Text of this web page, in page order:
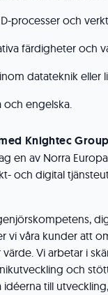
processer och
färdigheter och
datateknik eller
och engelska.
Knightec Group
en av Norra
och digital
vi våra kunder att
Vi arbetar i
och
idéerna till